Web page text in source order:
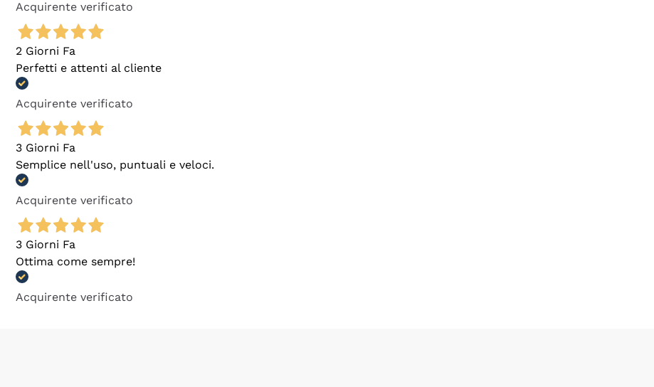
Acquirente verificato
2 Giorni Fa
Perfetti e attenti al cliente
Acquirente verificato
3 Giorni Fa
Semplice nell'uso, puntuali e veloci.
Acquirente verificato
3 Giorni Fa
Ottima come sempre!
Acquirente verificato